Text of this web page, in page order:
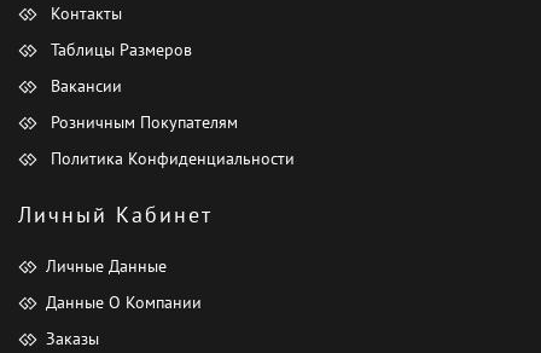
Контакты
Таблицы Размеров
Вакансии
Розничным Покупателям
Политика Конфиденциальности
Личный Кабинет
Личные Данные
Данные О Компании
Заказы